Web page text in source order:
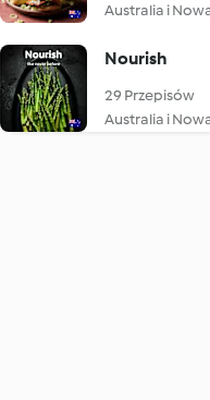
Australia i
Nourish
29 Przepisów
Australia i